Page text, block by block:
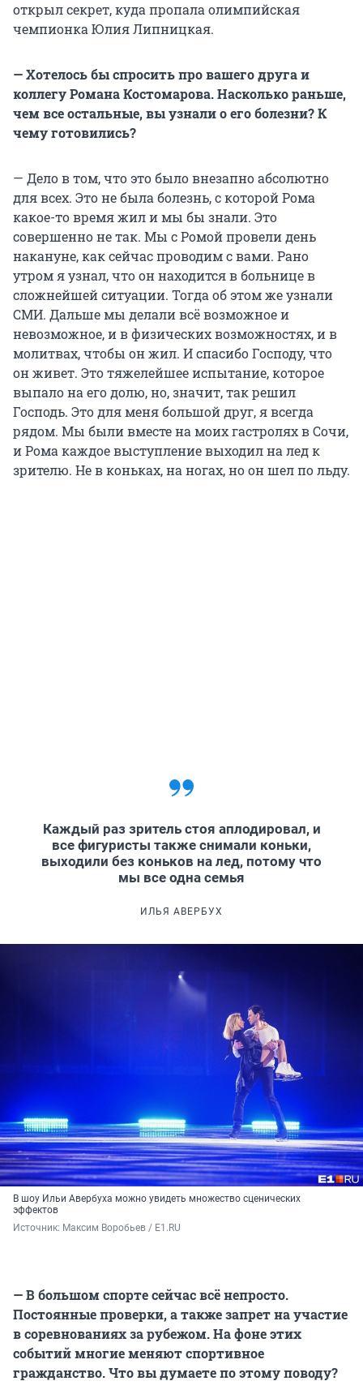
открыл секрет, куда пропала олимпийская
чемпионка Юлия Липницкая.
— Хотелось бы спросить про вашего друга и
коллегу Романа Костомарова. Насколько раньше,
чем все остальные, вы узнали о его болезни? К
чему готовились?
— Дело в том, что это было внезапно абсолютно
для всех. Это не была болезнь, с которой Рома
какое-то время жил и мы бы знали. Это
совершенно не так. Мы с Ромой провели день
накануне, как сейчас проводим с вами. Рано
утром я узнал, что он находится в больнице в
сложнейшей ситуации. Тогда об этом же узнали
СМИ. Дальше мы делали всё возможное и
невозможное, и в физических возможностях, и в
молитвах, чтобы он жил. И спасибо Господу, что
он живет. Это тяжелейшее испытание, которое
выпало на его долю, но, значит, так решил
Господь. Это для меня большой друг, я всегда
рядом. Мы были вместе на моих гастролях в Сочи,
и Рома каждое выступление выходил на лед к
зрителю. Не в коньках, на ногах, но он шел по льду.
Каждый раз зритель стоя аплодировал, и
все фигуристы также снимали коньки,
выходили без коньков на лед, потому что
мы все одна семья
ИЛЬЯ АВЕРБУХ
В шоу Ильи Авербуха можно увидеть множество сценических
эффектов
Источник: Максим Воробьев / E1.RU
— В большом спорте сейчас всё непросто.
Постоянные проверки, а также запрет на участие
в соревнованиях за рубежом. На фоне этих
событий многие меняют спортивное
гражданство. Что вы думаете по этому поводу?